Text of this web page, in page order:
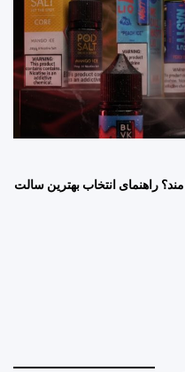
راهنمای انتخاب بهترین سالت